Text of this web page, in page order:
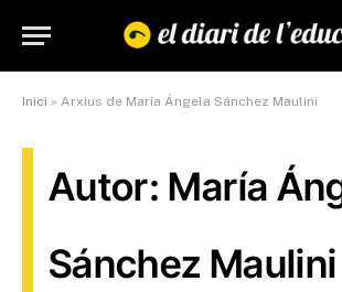
Inici » Arxius de María Ángela Sánchez Maulini
Autor: María
Sánchez Maulini